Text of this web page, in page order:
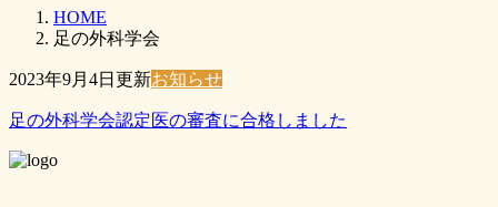
HOME
足の外科学会
2023年9月4日 お知らせ
足の外科学会認定医の審査に合格しました